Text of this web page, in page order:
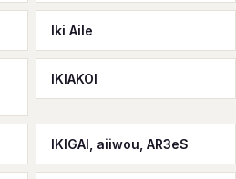
Iki Aile
IKIAKOI
IKIGAI, aiiwou, AR3eS